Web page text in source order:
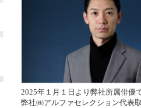
2025年１月１日より弊社所属俳優
弊社㈱アルファセレクション代表